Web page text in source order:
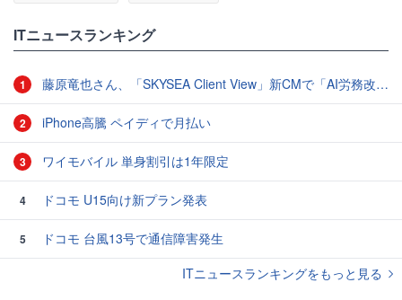
ITニュースランキング
1 藤原竜也さん、「SKYSEA Client View」新CMで「AI労務改善」をアピール 働き方をAIが分析したら「すぐに休んで」と言われる？
2 iPhone高騰 ペイディで月払い
3 ワイモバイル 単身割引は1年限定
4 ドコモ U15向け新プラン発表
5
ドコモ 台風13号で通信障害発生
ITニュースランキングをもっと見る